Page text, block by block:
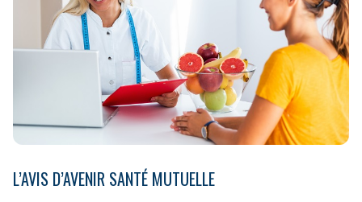
L’AVIS D’AVENIR SANTÉ MUTUELLE